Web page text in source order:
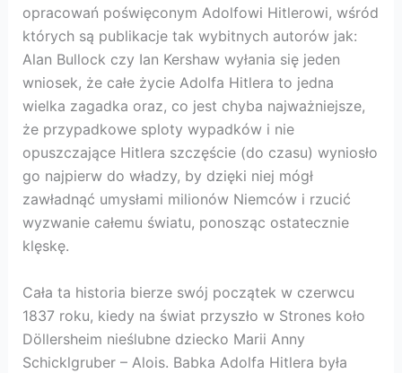
opracowań poświęconym Adolfowi Hitlerowi, wśród
których są publikacje tak wybitnych autorów jak:
Alan Bullock czy Ian Kershaw wyłania się jeden
wniosek, że całe życie Adolfa Hitlera to jedna
wielka zagadka oraz, co jest chyba najważniejsze,
że przypadkowe sploty wypadków i nie
opuszczające Hitlera szczęście (do czasu) wyniosło
go najpierw do władzy, by dzięki niej mógł
zawładnąć umysłami milionów Niemców i rzucić
wyzwanie całemu światu, ponosząc ostatecznie
klęskę.
Cała ta historia bierze swój początek w czerwcu
1837 roku, kiedy na świat przyszło w Strones koło
Döllersheim nieślubne dziecko Marii Anny
Schicklgruber – Alois. Babka Adolfa Hitlera była